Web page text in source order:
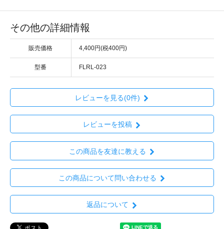
その他の詳細情報
販売価格 4,400円(税400円)
型番 FLRL-023
レビューを見る(0件)
レビューを投稿
この商品を友達に教える
この商品について問い合わせる
返品について